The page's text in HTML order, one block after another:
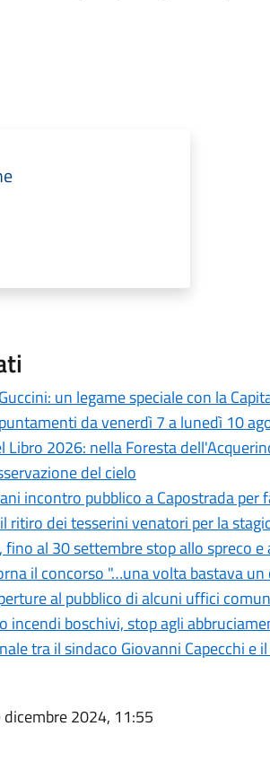
un legame speciale con la
da venerdì 7 a lunedì 10
Libro 2026: nella Foresta
del cielo
incontro pubblico a Capostrada
ritiro dei tesserini venatori per la
al 30 settembre stop allo spreco
il concorso "…una volta bastava
al pubblico di alcuni uffici
incendi boschivi, stop agli
tra il sindaco Giovanni Capecchi e
dicembre 2024, 11:55